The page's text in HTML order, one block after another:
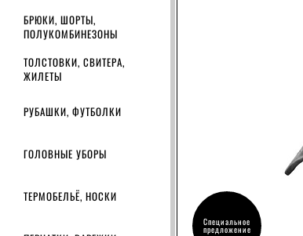
БРЮКИ, ШОРТЫ,
ПОЛУКОМБИНЕЗОНЫ
ТОЛСТОВКИ, СВИТЕРА,
ЖИЛЕТЫ
РУБАШКИ, ФУТБОЛКИ
ГОЛОВНЫЕ УБОРЫ
ТЕРМОБЕЛЬЁ, НОСКИ
Специальное
предложение